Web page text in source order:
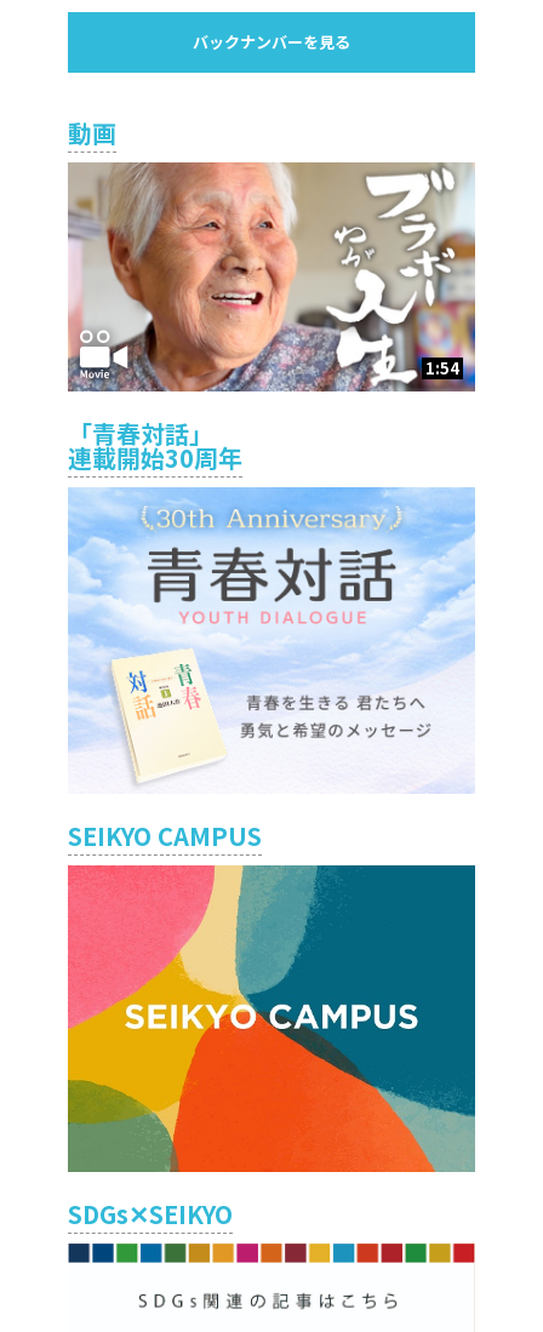
バックナンバーを見る
動画
1:54
「青春対話」
連載開始30周年
SEIKYO CAMPUS
SDGs✕SEIKYO